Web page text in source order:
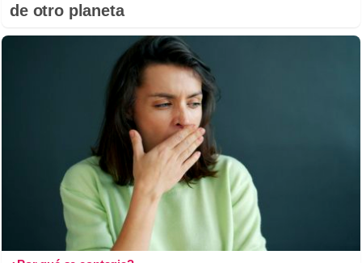
de otro planeta